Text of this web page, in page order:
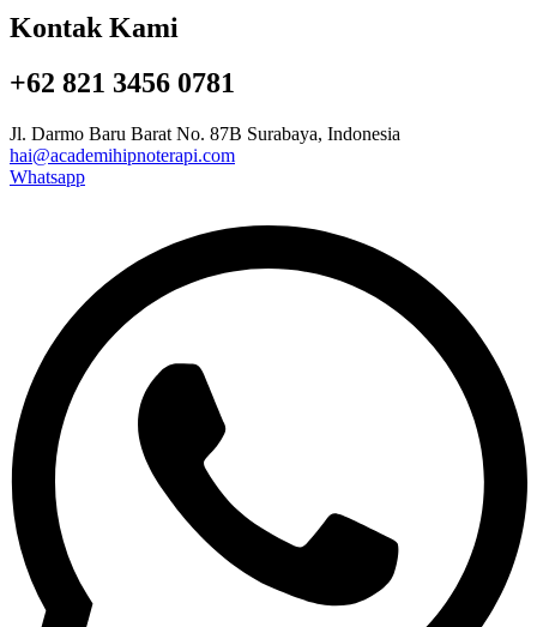
Kontak Kami
+62 821 3456 0781
Jl. Darmo Baru Barat No. 87B Surabaya, Indonesia
hai@academihipnoterapi.com
Whatsapp